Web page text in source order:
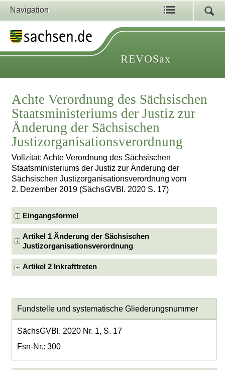
Navigation
REVOSax
Achte Verordnung des Sächsischen
Staatsministeriums der Justiz zur
Änderung der Sächsischen
Justizorganisationsverordnung
Vollzitat: Achte Verordnung des Sächsischen
Staatsministeriums der Justiz zur Änderung der
Sächsischen Justizorganisationsverordnung vom
2. Dezember 2019 (SächsGVBl. 2020 S. 17)
Eingangsformel
Artikel 1 Änderung der Sächsischen
Justizorganisationsverordnung
Artikel 2 Inkrafttreten
Fundstelle und systematische Gliederungsnummer
SächsGVBl. 2020 Nr. 1, S. 17
Fsn-Nr.: 300